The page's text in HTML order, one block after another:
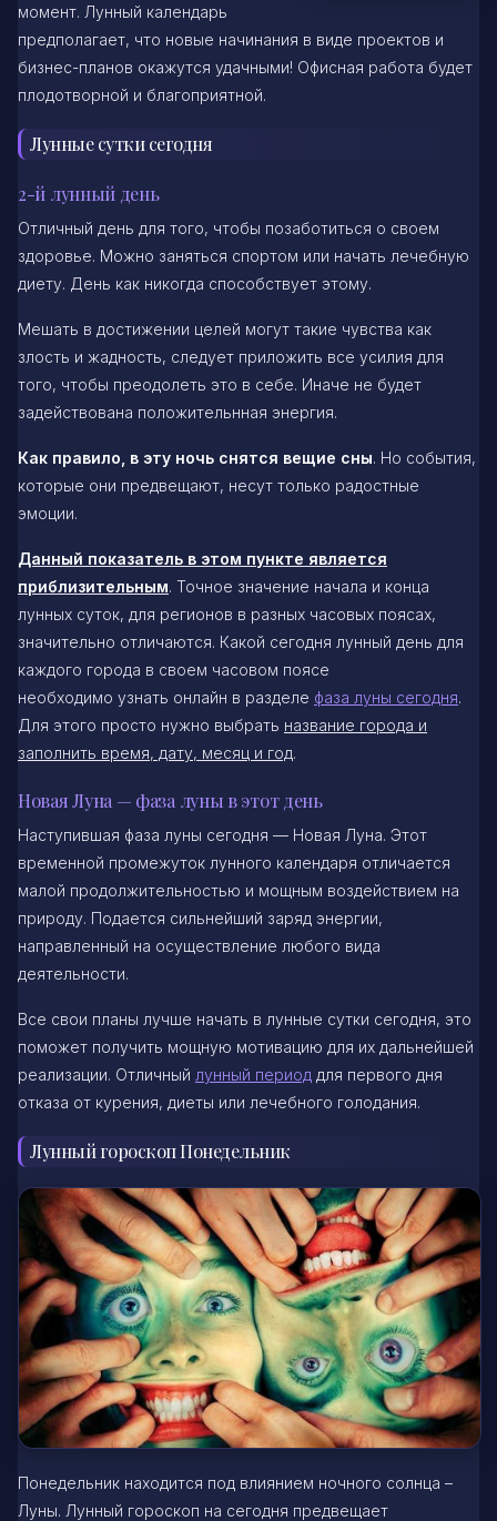
момент. Лунный календарь
предполагает, что новые начинания в виде проектов и
бизнес-планов окажутся удачными! Офисная работа будет
плодотворной и благоприятной.
Лунные сутки сегодня
2-й лунный день
Отличный день для того, чтобы позаботиться о своем
здоровье. Можно заняться спортом или начать лечебную
диету. День как никогда способствует этому.
Мешать в достижении целей могут такие чувства как
злость и жадность, следует приложить все усилия для
того, чтобы преодолеть это в себе. Иначе не будет
задействована положительнная энергия.
Как правило, в эту ночь снятся вещие сны. Но события,
которые они предвещают, несут только радостные
эмоции.
Данный показатель в этом пункте является
приблизительным. Точное значение начала и конца
лунных суток, для регионов в разных часовых поясах,
значительно отличаются. Какой сегодня лунный день для
каждого города в своем часовом поясе
необходимо узнать онлайн в разделе фаза луны сегодня.
Для этого просто нужно выбрать название города и
заполнить время, дату, месяц и год.
Новая Луна — фаза луны в этот день
Наступившая фаза луны сегодня — Новая Луна. Этот
временной промежуток лунного календаря отличается
малой продолжительностью и мощным воздействием на
природу. Подается сильнейший заряд энергии,
направленный на осуществление любого вида
деятельности.
Все свои планы лучше начать в лунные сутки сегодня, это
поможет получить мощную мотивацию для их дальнейшей
реализации. Отличный лунный период для первого дня
отказа от курения, диеты или лечебного голодания.
Лунный гороскоп Понедельник
Понедельник находится под влиянием ночного солнца –
Луны. Лунный гороскоп на сегодня предвещает